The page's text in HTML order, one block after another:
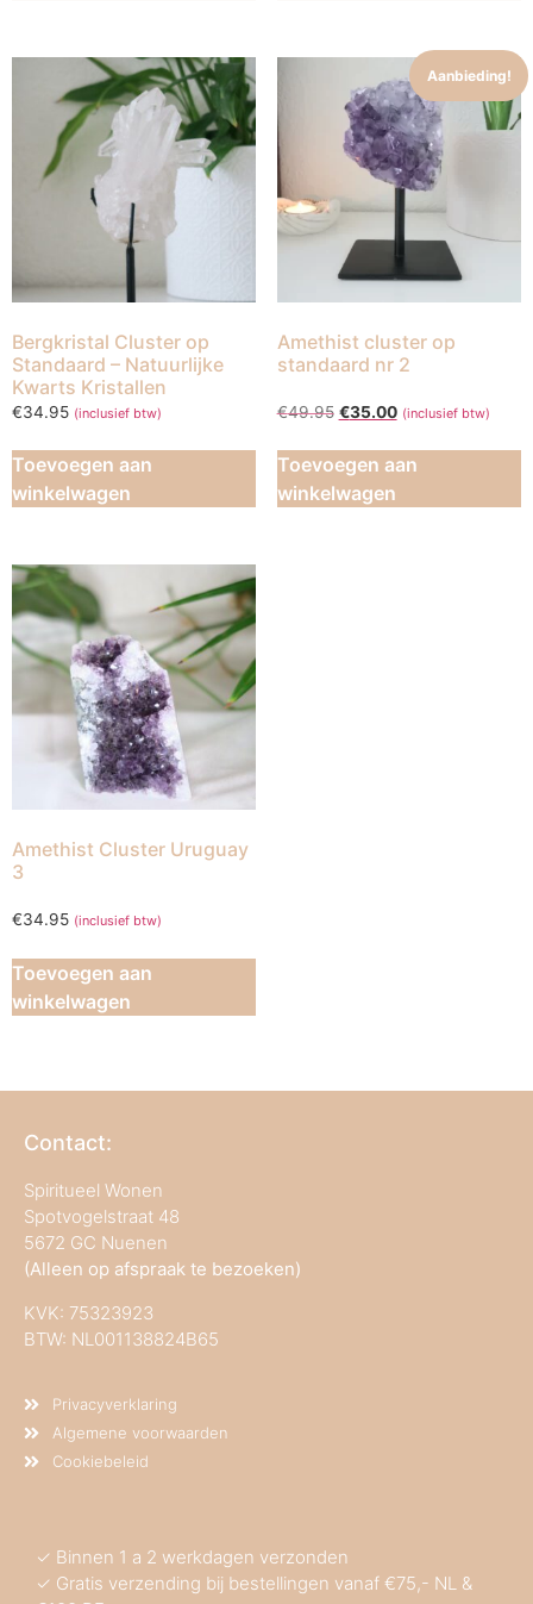
Bergkristal Cluster op
Standaard – Natuurlijke
Kwarts Kristallen
€34.95 (inclusief btw)
Toevoegen aan
winkelwagen
Aanbieding!
Amethist cluster op
standaard nr 2
€49.95 €35.00 (inclusief btw)
Toevoegen aan
winkelwagen
Amethist Cluster Uruguay
3
€34.95 (inclusief btw)
Toevoegen aan
winkelwagen
Contact:
Spiritueel Wonen
Spotvogelstraat 48
5672 GC Nuenen
(Alleen op afspraak te bezoeken)
KVK: 75323923
BTW: NL001138824B65
Privacyverklaring
Algemene voorwaarden
Cookiebeleid
✓ Binnen 1 a 2 werkdagen verzonden
✓ Gratis verzending bij bestellingen vanaf €75,- NL &